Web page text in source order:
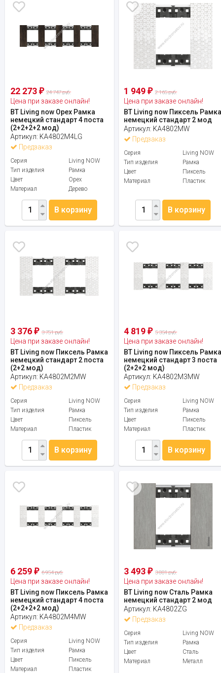
22 273 ₽ 24 747 руб.
Цена при заказе онлайн!
BT Living now Орех Рамка
немецкий стандарт 4 поста
(2+2+2+2 мод)
Артикул: KA4802M4LG
Предзаказ
Серия
Living NOW
Тип изделия
Рамка
Цвет
Орех
Материал
Дерево
В корзину
1 949₽ 2 165 руб.
Цена при заказе онлайн!
BT Living now Пиксель
немецкий стандарт 2 мод
Артикул: KA4802MW
Предзаказ
Серия
Living NOW
Тип изделия
Рамка
Цвет
Пиксель
Материал
Пластик
В корзину
3 376 ₽ 3 751 руб.
Цена при заказе онлайн!
BT Living now Пиксель Рамка
немецкий стандарт 2 поста
(2+2 мод)
Артикул: KA4802M2MW
Предзаказ
Серия
Living NOW
Тип изделия
Рамка
Цвет
Пиксель
Материал
Пластик
В корзину
4 819₽ 5 354 руб.
Цена при заказе онлайн!
BT Living now Пиксель
немецкий стандарт 3 поста
(2+2+2 мод)
Артикул: KA4802M3MW
Предзаказ
Серия
Living NOW
Тип изделия
Рамка
Цвет
Пиксель
Материал
Пластик
В корзину
6 259 ₽ 6 954 руб.
Цена при заказе онлайн!
BT Living now Пиксель Рамка
немецкий стандарт 4 поста
(2+2+2+2 мод)
Артикул: KA4802M4MW
Предзаказ
Серия
Living NOW
Тип изделия
Рамка
Цвет
Пиксель
Материал
Пластик
3 493₽ 3 881 руб.
Цена при заказе онлайн!
BT Living now Сталь Рамка
немецкий стандарт 2 мод
Артикул: KA4802ZG
Предзаказ
Серия
Living NOW
Тип изделия
Рамка
Цвет
Сталь
Материал
Металл